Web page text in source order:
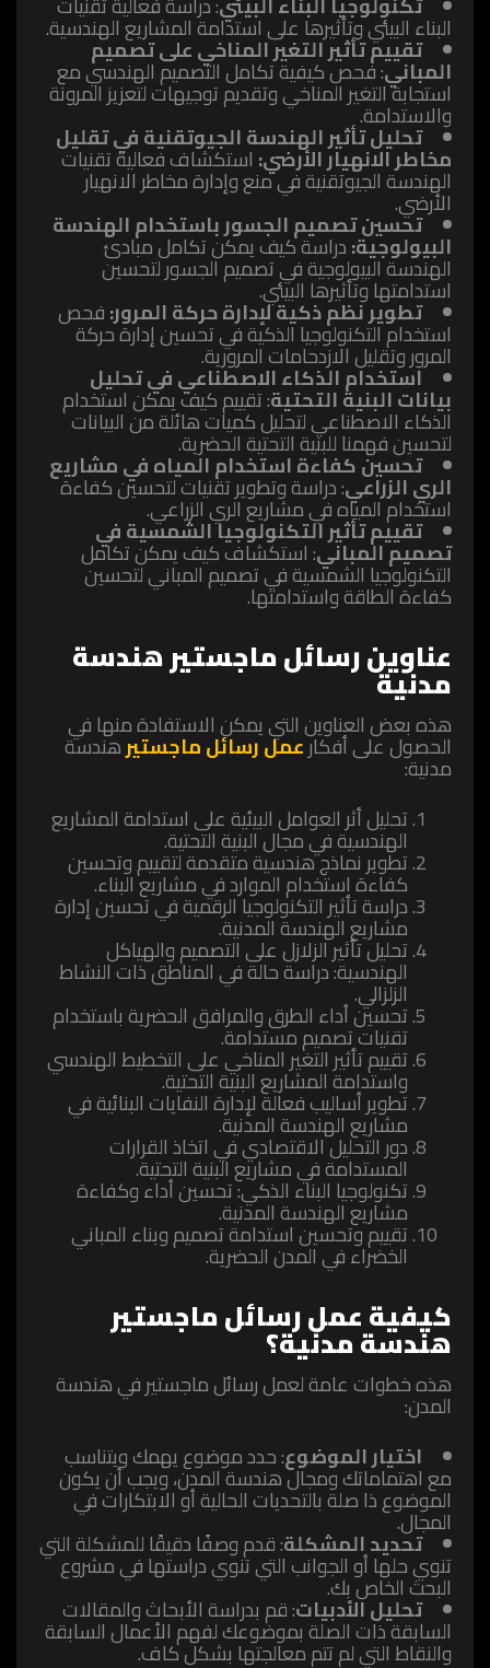
البناء البيئي وتأثيرها على استدامة المشاريع الهندسية.
تقييم تأثير التغير المناخي على تصميم
المباني: فحص كيفية تكامل التصميم الهندسي مع
استجابة التغير المناخي وتقديم توجيهات لتعزيز المرونة
والاستدامة.
تحليل تأثير الهندسة الجيوتقنية في تقليل
مخاطر الانهيار الأرضي: استكشاف فعالية تقنيات
الهندسة الجيوتقنية في منع وإدارة مخاطر الانهيار
الأرضي.
تحسين تصميم الجسور باستخدام الهندسة
البيولوجية:دراسة كيف يمكن تكامل مبادئ
الهندسة البيولوجية في تصميم الجسور لتحسين
استدامتها وتأثيرها البيئي.
تطوير نظم ذكية لإدارة حركة المرور:فحص
استخدام التكنولوجيا الذكية في تحسين إدارة حركة
المرور وتقليل الازدحامات المرورية.
استخدام الذكاء الاصطناعي في تحليل
بيانات البنية التحتية: تقييم كيف يمكن استخدام
الذكاء الاصطناعي لتحليل كميات هائلة من البيانات
لتحسين فهمنا للبنية التحتية الحضرية.
تحسين كفاءة استخدام المياه في مشاريع
الري الزراعي: دراسة وتطوير تقنيات لتحسين كفاءة
استخدام المياه في مشاريع الري الزراعي.
تقييم تأثير التكنولوجيا الشمسية في
تصميم المباني: استكشاف كيف يمكن تكامل
التكنولوجيا الشمسية في تصميم المباني لتحسين
كفاءة الطاقة واستدامتها.
عناوين رسائل ماجستير هندسة
مدنية
هذه بعض العناوين التي يمكن الاستفادة منها في
الحصول على أفكارعمل رسائل ماجستيرهندسة
مدنية:
تحليل أثر العوامل البيئية على استدامة المشاريع
الهندسية في مجال البنية التحتية.
تطوير نماذج هندسية متقدمة لتقييم وتحسين
كفاءة استخدام الموارد في مشاريع البناء.
دراسة تأثير التكنولوجيا الرقمية في تحسين إدارة
مشاريع الهندسة المدنية.
تحليل تأثير الزلازل على التصميم والهياكل
الهندسية: دراسة حالة في المناطق ذات النشاط
الزلزالي.
تحسين أداء الطرق والمرافق الحضرية باستخدام
تقنيات تصميم مستدامة.
تقييم تأثير التغير المناخي على التخطيط الهندسي
واستدامة المشاريع البنية التحتية.
تطوير أساليب فعالة لإدارة النفايات البنائية في
مشاريع الهندسة المدنية.
دور التحليل الاقتصادي في اتخاذ القرارات
المستدامة في مشاريع البنية التحتية.
تكنولوجيا البناء الذكي: تحسين أداء وكفاءة
مشاريع الهندسة المدنية.
تقييم وتحسين استدامة تصميم وبناء المباني
الخضراء في المدن الحضرية.
كيفية عمل رسائل ماجستير
هندسة مدنية؟
هذه خطوات عامة لعمل رسائل ماجستير في هندسة
المدن:
اختيار الموضوع: حدد موضوع يهمك ويتناسب
مع اهتماماتك ومجال هندسة المدن، ويجب أن يكون
الموضوع ذا صلة بالتحديات الحالية أو الابتكارات في
المجال.
تحديد المشكلة: قدم وصفًا دقيقًا للمشكلة التي
تنوي حلها أو الجوانب التي تنوي دراستها في مشروع
البحث الخاص بك.
تحليل الأدبيات: قم بدراسة الأبحاث والمقالات
السابقة ذات الصلة بموضوعك لفهم الأعمال السابقة
والنقاط التي لم تتم معالجتها بشكل كاف.